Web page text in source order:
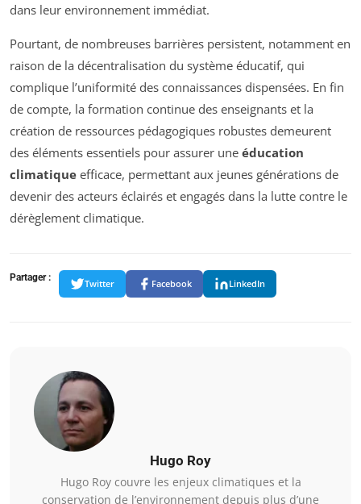
dans leur environnement immédiat.
Pourtant, de nombreuses barrières persistent, notamment en
raison de la décentralisation du système éducatif, qui
complique l’uniformité des connaissances dispensées. En fin
de compte, la formation continue des enseignants et la
création de ressources pédagogiques robustes demeurent
des éléments essentiels pour assurer une éducation
climatique efficace, permettant aux jeunes générations de
devenir des acteurs éclairés et engagés dans la lutte contre le
dérèglement climatique.
Partager :
Twitter Facebook LinkedIn
Hugo Roy
Hugo Roy couvre les enjeux climatiques et la
conservation de l’environnement depuis plus d’une